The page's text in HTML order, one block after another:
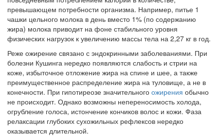
превышающем потребности организма. Например, питье 1
чашки цельного молока в день вместо 1% (по содер­жанию
жира) молока приводит на фоне стабильного уровня
физических нагрузок к увеличению массы тела на 2,27 кг в год.
Реже ожирение связано с эндокринными заболеваниями. При
болез­ни Кушинга нередко появляются слабость и стрии на
коже, избыточное отложение жира на спине и шее, а также
преимущественное распределе­ние жира на туловище, а не в
конечности. При гипотиреозе значительно­го ожирения обычно
не происходит. Однако возможны непереносимость холода,
огрубление голоса, истончение кончиков волос и кожи. Фаза
релаксации глубоких сухожильных рефлексов нередко
оказывается дли­тельной.